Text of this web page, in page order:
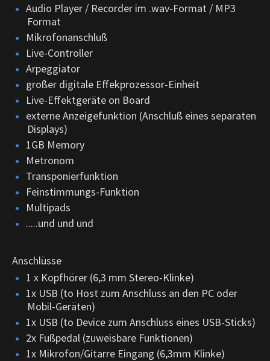
Audio Player / Recorder im .wav-Format / MP3
Format
Mikrofonanschluß
Live-Controller
Arpeggiator
großer digitale Effekprozessor-Einheit
Live-Effektgeräte on Board
externe Anzeigefunktion (Anschluß eines separaten
Displays)
1GB Memory
Metronom
Transponierfunktion
Feinstimmungs-Funktion
Multipads
.....und und und
Anschlüsse
1 x Kopfhörer (6,3 mm Stereo-Klinke)
1x USB (to Host zum Anschluss an den PC oder
Mobil-Geräten)
1x USB (to Device zum Anschluss eines USB-Sticks)
2x Fußpedal (zuweisbare Funktionen)
1x Mikrofon/Gitarre Eingang (6,3mm Klinke)